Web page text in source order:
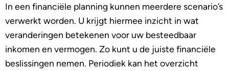
In een financiële planning kunnen meerdere scenario’s
verwerkt worden. U krijgt hiermee inzicht in wat
veranderingen betekenen voor uw besteedbaar
inkomen en vermogen. Zo kunt u de juiste financiële
beslissingen nemen. Periodiek kan het overzicht